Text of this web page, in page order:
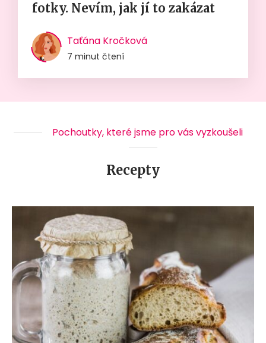
fotky. Nevím, jak jí to zakázat
Taťána Kročková
7 minut čtení
Pochoutky, které jsme pro vás vyzkoušeli
Recepty